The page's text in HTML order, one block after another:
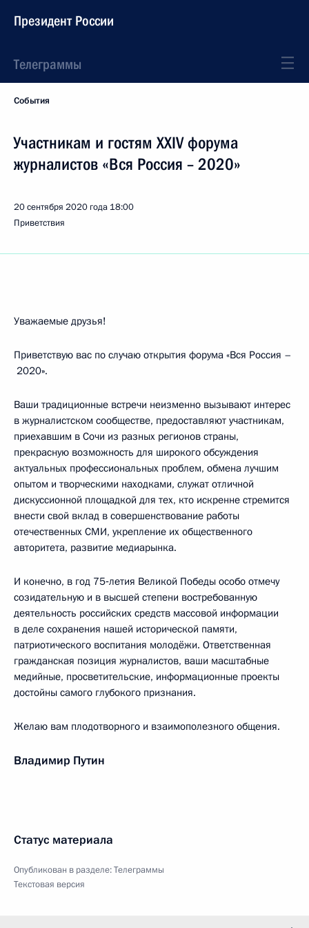
Президент России
Телеграммы
События
Участникам и гостям XXIV форума
журналистов «Вся Россия – 2020»
20 сентября 2020 года 18:00
Приветствия
Уважаемые друзья!
Приветствую вас по случаю открытия форума «Вся Россия –
2020».
Ваши традиционные встречи неизменно вызывают интерес
в журналистском сообществе, предоставляют участникам,
приехавшим в Сочи из разных регионов страны,
прекрасную возможность для широкого обсуждения
актуальных профессиональных проблем, обмена лучшим
опытом и творческими находками, служат отличной
дискуссионной площадкой для тех, кто искренне стремится
внести свой вклад в совершенствование работы
отечественных СМИ, укрепление их общественного
авторитета, развитие медиарынка.
И конечно, в год 75‑летия Великой Победы особо отмечу
созидательную и в высшей степени востребованную
деятельность российских средств массовой информации
в деле сохранения нашей исторической памяти,
патриотического воспитания молодёжи. Ответственная
гражданская позиция журналистов, ваши масштабные
медийные, просветительские, информационные проекты
достойны самого глубокого признания.
Желаю вам плодотворного и взаимополезного общения.
Владимир Путин
Статус материала
Опубликован в разделе:Телеграммы
Текстовая версия